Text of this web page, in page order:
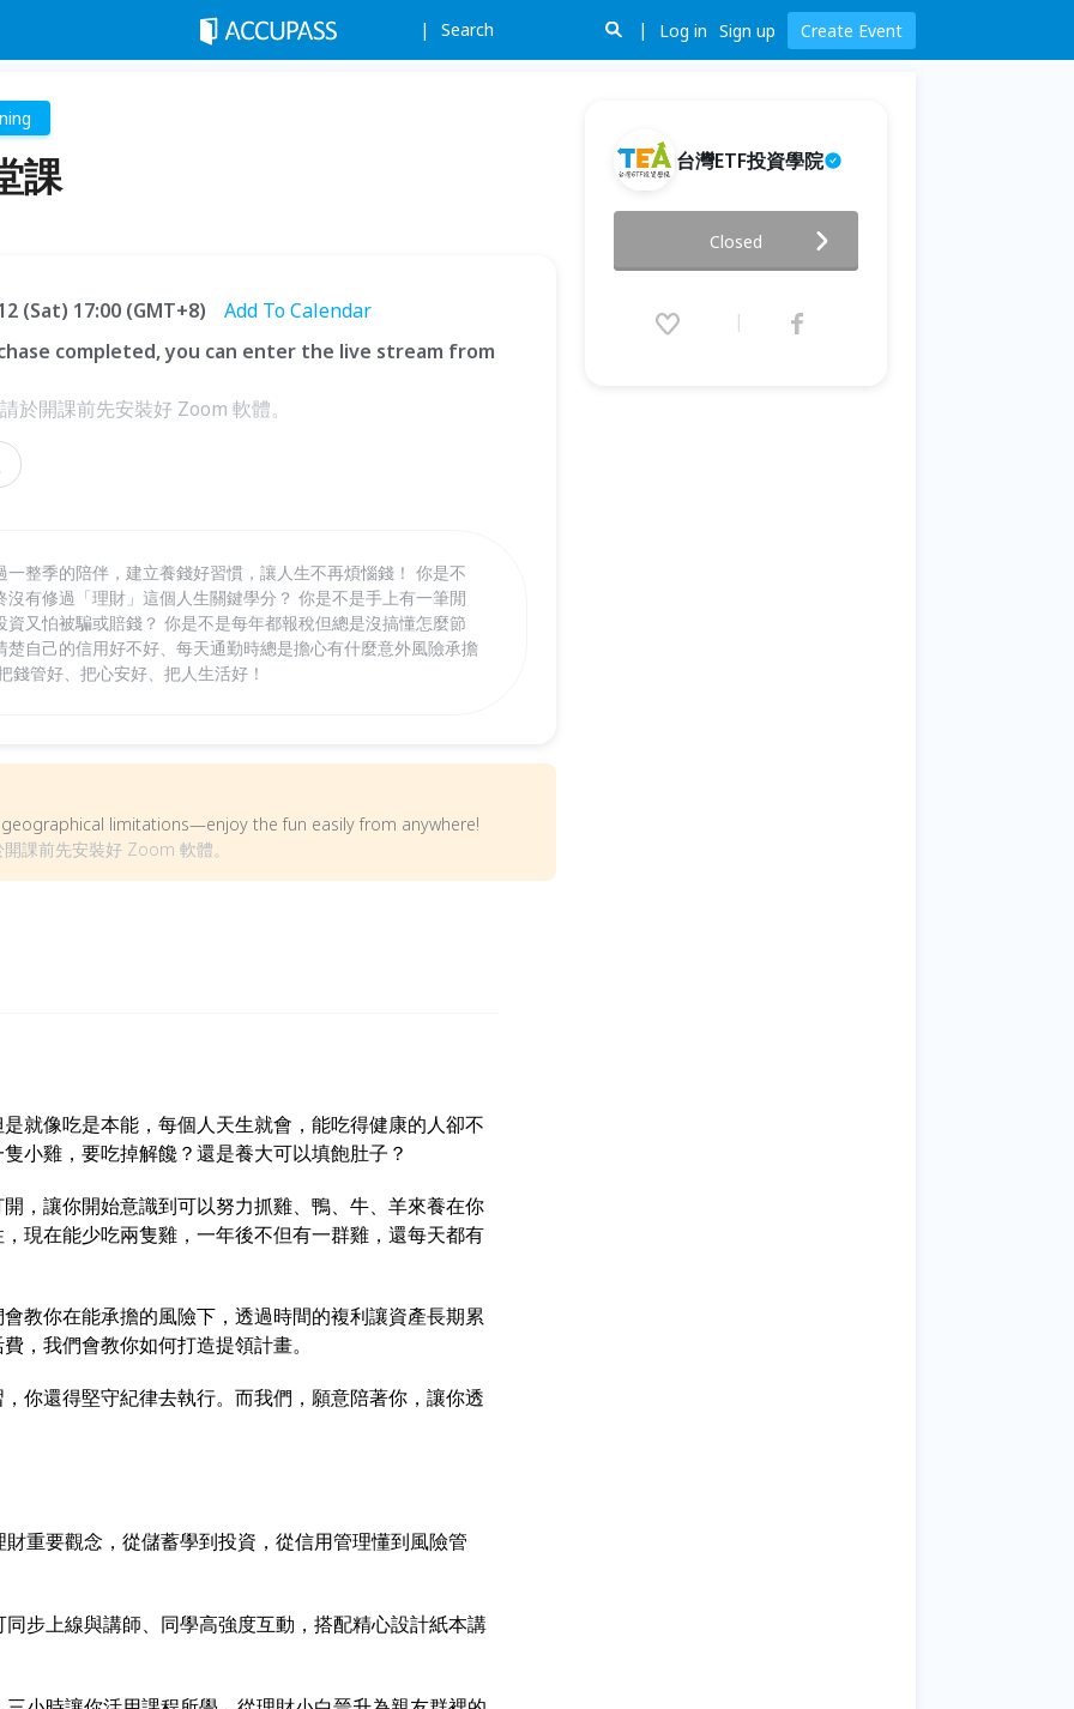
Search Log in Sign up Create Event
課
(Sat) 17:00 (GMT+8)
Add To Calendar
completed, you can enter the live stream from
於開課前先安裝好 Zoom 軟體。
整季的陪伴，建立養錢好習慣，讓人生不再煩惱錢！ 你是不
有修過「理財」這個人生關鍵學分？ 你是不是手上有一筆閒
又怕被騙或賠錢？ 你是不是每年都報稅但總是沒搞懂怎麼節
自己的信用好不好、每天通勤時總是擔心有什麼意外風險承擔
管好、把心安好、把人生活好！
limitations—enjoy the fun easily from anywhere!
課前先安裝好 Zoom 軟體。
就像吃是本能，每個人天生就會，能吃得健康的人卻不
小雞，要吃掉解饞？還是養大可以填飽肚子？
，讓你開始意識到可以努力抓雞、鴨、牛、羊來養在你
現在能少吃兩隻雞，一年後不但有一群雞，還每天都有
教你在能承擔的風險下，透過時間的複利讓資產長期累
，我們會教你如何打造提領計畫。
你還得堅守紀律去執行。而我們，願意陪著你，讓你透
重要觀念，從儲蓄學到投資，從信用管理懂到風險管
步上線與講師、同學高強度互動，搭配精心設計紙本講
台灣ETF投資學院
2021.04.08 (Thu) 20:00 - 06.12
(Sat) 17:00 (GMT+8)
Closed